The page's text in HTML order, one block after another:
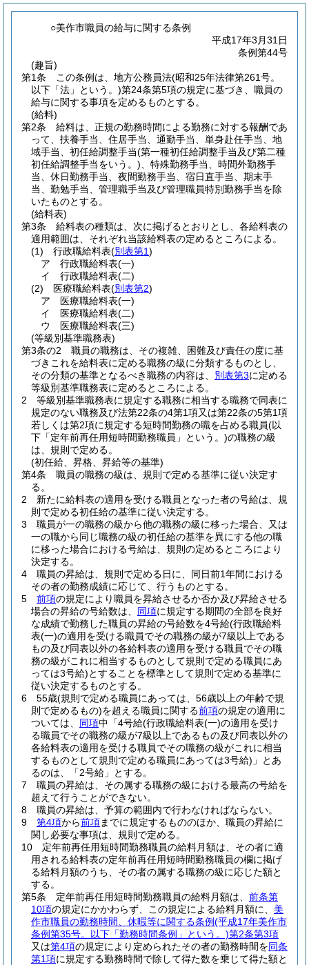
○美作市職員の給与に関する条例
平成17年3月31日
条例第44号
(趣旨)
第1条
この条例は、地方公務員法(昭和25年法律第261号。
以下「法」という。)第24条第5項の規定に基づき、職員の
給与に関する事項を定めるものとする。
(給料)
第2条
給料は、正規の勤務時間による勤務に対する報酬であ
って、扶養手当、住居手当、通勤手当、単身赴任手当、地
域手当、初任給調整手当(第一種初任給調整手当及び第二種
初任給調整手当をいう。) 、特殊勤務手当、時間外勤務手
当、休日勤務手当、夜間勤務手当、宿日直手当、期末手
当、勤勉手当、管理職手当及び管理職員特別勤務手当を除
いたものとする。
(給料表)
第3条
給料表の種類は、次に掲げるとおりとし、各給料表の
適用範囲は、それぞれ当該給料表の定めるところによる。
(1)
行政職給料表(別表第1)
ア
行政職給料表(一)
イ
行政職給料表(二)
(2)
医療職給料表(別表第2)
ア
医療職給料表(一)
イ
医療職給料表(二)
ウ
医療職給料表(三)
(等級別基準職務表)
第3条の2
職員の職務は、その複雑、困難及び責任の度に基
づきこれを給料表に定める職務の級に分類するものとし、
その分類の基準となるべき職務の内容は、 別表第3に定める
等級別基準職務表に定めるところによる。
2
等級別基準職務表に規定する職務に相当する職務で同表に
規定のない職務及び法第22条の4第1項又は第22条の5第1項
若しくは第2項に規定する短時間勤務の職を占める職員(以
下「定年前再任用短時間勤務職員」という。)の職務の級
は、規則で定める。
(初任給、昇格、昇給等の基準)
第4条
職員の職務の級は、規則で定める基準に従い決定す
る。
2
新たに給料表の適用を受ける職員となった者の号給は、規
則で定める初任給の基準に従い決定する。
3
職員が一の職務の級から他の職務の級に移った場合、又は
一の職から同じ職務の級の初任給の基準を異にする他の職
に移った場合における号給は、規則の定めるところにより
決定する。
4
職員の昇給は、規則で定める日に、同日前1年間における
その者の勤務成績に応じて、行うものとする。
5
前項の規定により職員を昇給させるか否か及び昇給させる
場合の昇給の号給数は、 同項に規定する期間の全部を良好
な成績で勤務した職員の昇給の号給数を4号給(行政職給料
表(一)の適用を受ける職員でその職務の級が7級以上である
もの及び同表以外の各給料表の適用を受ける職員でその職
務の級がこれに相当するものとして規則で定める職員にあ
っては3号給)とすることを標準として規則で定める基準に
従い決定するものとする。
6
55歳(規則で定める職員にあっては、56歳以上の年齢で規
則で定めるもの)を超える職員に関する前項の規定の適用に
ついては、 同項中「4号給(行政職給料表(一)の適用を受け
る職員でその職務の級が7級以上であるもの及び同表以外の
各給料表の適用を受ける職員でその職務の級がこれに相当
するものとして規則で定める職員にあっては3号給) 」とあ
るのは、「2号給」とする。
7
職員の昇給は、その属する職務の級における最高の号給を
超えて行うことができない。
8
職員の昇給は、予算の範囲内で行わなければならない。
9
第4項から前項までに規定するもののほか、職員の昇給に
関し必要な事項は、規則で定める。
10
定年前再任用短時間勤務職員の給料月額は、その者に適
用される給料表の定年前再任用短時間勤務職員の欄に掲げ
る給料月額のうち、その者の属する職務の級に応じた額と
する。
第5条
定年前再任用短時間勤務職員の給料月額は、 前条第
10項の規定にかかわらず、この規定による給料月額に、 美
作市職員の勤務時間、休暇等に関する条例(平成17年美作市
条例第35号。以下「勤務時間条例」という。)第2条第3項
又は第4項の規定により定められたその者の勤務時間を同条
第1項に規定する勤務時間で除して得た数を乗じて得た額と